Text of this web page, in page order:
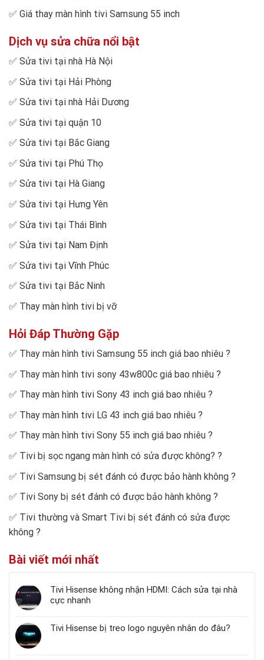
✅ Giá thay màn hình tivi Samsung 55 inch
Dịch vụ sửa chữa nổi bật
✅ Sửa tivi tại nhà Hà Nội
✅ Sửa tivi tại Hải Phòng
✅ Sửa tivi tại nhà Hải Dương
✅ Sửa tivi tại quận 10
✅ Sửa tivi tại Bắc Giang
✅ Sửa tivi tại Phú Thọ
✅ Sửa tivi tại Hà Giang
✅ Sửa tivi tại Hưng Yên
✅ Sửa tivi tại Thái Bình
✅ Sửa tivi tại Nam Định
✅ Sửa tivi tại Vĩnh Phúc
✅ Sửa tivi tại Bắc Ninh
✅ Thay màn hình tivi bị vỡ
Hỏi Đáp Thường Gặp
✅ Thay màn hình tivi Samsung 55 inch giá bao nhiêu ?
✅ Thay màn hình tivi sony 43w800c giá bao nhiêu ?
✅ Thay màn hình tivi Sony 43 inch giá bao nhiêu ?
✅ Thay màn hình tivi LG 43 inch giá bao nhiêu ?
✅ Thay màn hình tivi Sony 55 inch giá bao nhiêu ?
✅ Tivi bị sọc ngang màn hình có sửa được không? ?
✅ Tivi Samsung bị sét đánh có được bảo hành không ?
✅ Tivi Sony bị sét đánh có được bảo hành không ?
✅ Tivi thường và Smart Tivi bị sét đánh có sửa được
không ?
Bài viết mới nhất
Tivi Hisense không nhận HDMI: Cách sửa tại nhà
cực nhanh
Tivi Hisense bị treo logo nguyên nhân do đâu?